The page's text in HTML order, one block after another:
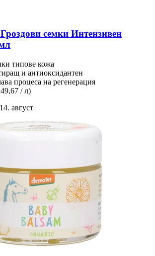
Гроздови семки Интензивен
типове кожа
и антиоксидантен
процеса на регенерация
/ л)
август